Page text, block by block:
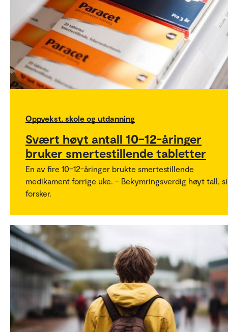
Oppvekst, skole og utdanning
Svært høyt antall 10–12-åringer
bruker smertestillende tabletter
En av fire 10–12-åringer brukte smertestillende
medikament forrige uke. – Bekymringsverdig høyt tall,
forsker.